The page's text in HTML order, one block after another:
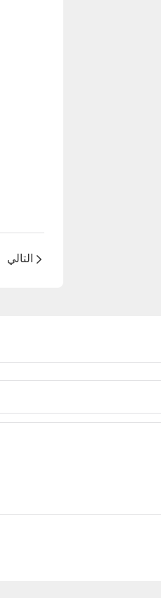
التالي